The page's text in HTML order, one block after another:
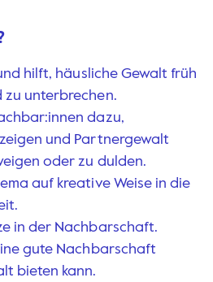
hilft, häusliche Gewalt früh
zu unterbrechen.
dazu,
und Partnergewalt
oder zu dulden.
auf kreative Weise in die
in der Nachbarschaft.
gute Nachbarschaft
bieten kann.